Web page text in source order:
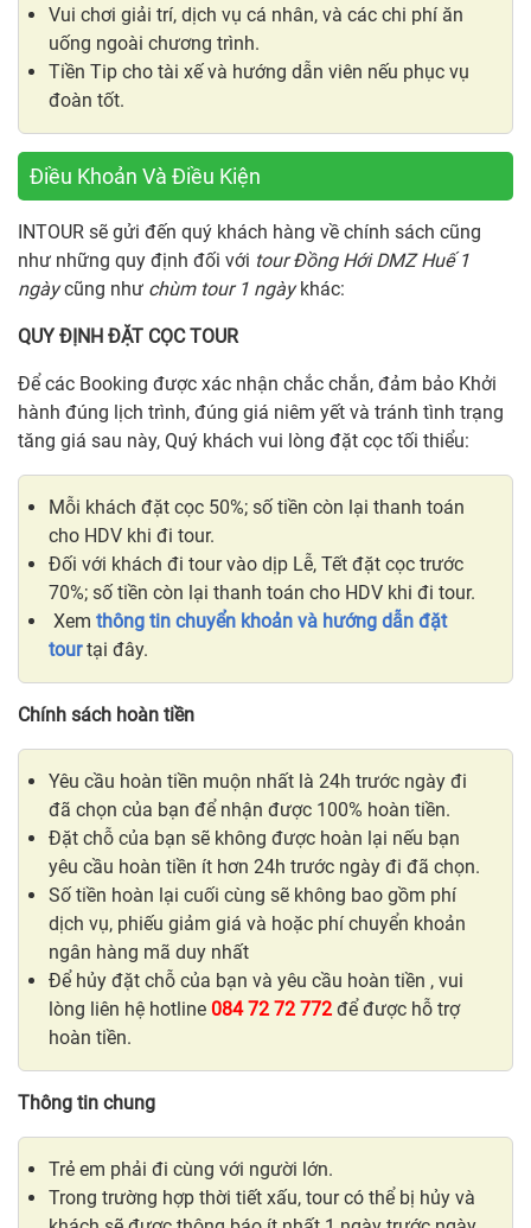
Vui chơi giải trí, dịch vụ cá nhân, và các chi phí ăn
uống ngoài chương trình.
Tiền Tip cho tài xế và hướng dẫn viên nếu phục vụ
đoàn tốt.
Điều Khoản Và Điều Kiện
INTOUR sẽ gửi đến quý khách hàng về chính sách cũng
như những quy định đối với tour Đồng Hới DMZ Huế 1
ngàycũng như chùm tour 1 ngàykhác:
QUY ĐỊNH ĐẶT CỌC TOUR
Để các Booking được xác nhận chắc chắn, đảm bảo Khởi
hành đúng lịch trình, đúng giá niêm yết và tránh tình trạng
tăng giá sau này, Quý khách vui lòng đặt cọc tối thiểu:
Mỗi khách đặt cọc 50%; số tiền còn lại thanh toán
cho HDV khi đi tour.
Đối với khách đi tour vào dịp Lễ, Tết đặt cọc trước
70%; số tiền còn lại thanh toán cho HDV khi đi tour.​
Xem thông tin chuyển khoản và hướng dẫn đặt
tourtại đây.
Chính sách hoàn tiền
Yêu cầu hoàn tiền muộn nhất là 24h trước ngày đi
đã chọn của bạn để nhận được 100% hoàn tiền.
Đặt chỗ của bạn sẽ không được hoàn lại nếu bạn
yêu cầu hoàn tiền ít hơn 24h trước ngày đi đã chọn.
Số tiền hoàn lại cuối cùng sẽ không bao gồm phí
dịch vụ, phiếu giảm giá và hoặc phí chuyển khoản
ngân hàng mã duy nhất
Để hủy đặt chỗ của bạn và yêu cầu hoàn tiền , vui
lòng liên hệ hotline 084 72 72 772 để được hỗ trợ
hoàn tiền.
Thông tin chung
Trẻ em phải đi cùng với người lớn.
Trong trường hợp thời tiết xấu, tour có thể bị hủy và